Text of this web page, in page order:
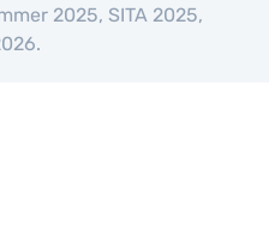
2025, SITA 2025,